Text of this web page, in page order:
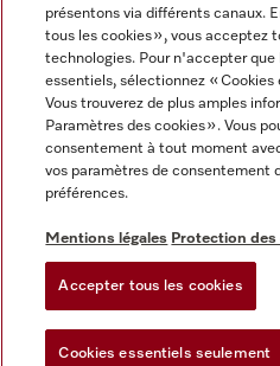
Mentions légales
CGV
Protection des données
Conditions d'utilisation
Déclaration d'accessibilité
Reglement sur les services
Paramètres des cookies
présentons via différents canaux.
tous les cookies », vous acceptez
technologies. Pour n'accepter
essentiels, sélectionnez «
Vous trouverez de plus amples
Paramètres des cookies ». Vous
consentement à tout moment
vos paramètres de consentement
préférences.
Mentions légales Protection des
Accepter tous les cookies
Cookies essentiels seulement